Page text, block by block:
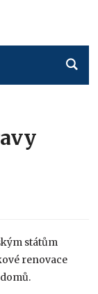
státům
renovace